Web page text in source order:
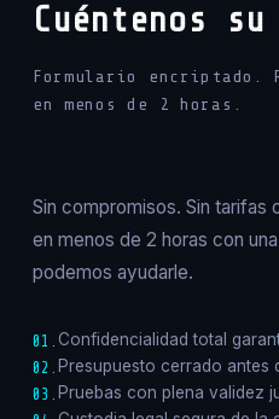
Cuéntenos su
Formulario encriptado.
en menos de 2 horas.
Sin compromisos. Sin tarifas
en menos de 2 horas con
podemos ayudarle.
01. Confidencialidad total
02. Presupuesto cerrado antes
03. Pruebas con plena validez